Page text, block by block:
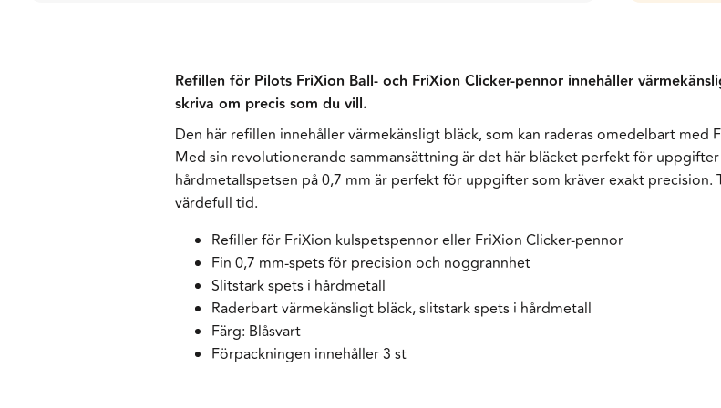
Refillen för Pilots FriXion Ball- och FriXion Clicker-pennor innehåller
skriva om precis som du vill.
Den här refillen innehåller värmekänsligt bläck, som kan raderas omedelbart med
Med sin revolutionerande sammansättning är det här bläcket perfekt för
hårdmetallspetsen på 0,7 mm är perfekt för uppgifter som kräver exakt precision.
värdefull tid.
Refiller för FriXion kulspetspennor eller FriXion Clicker-pennor
Fin 0,7 mm-spets för precision och noggrannhet
Slitstark spets i hårdmetall
Raderbart värmekänsligt bläck, slitstark spets i hårdmetall
Färg: Blåsvart
Förpackningen innehåller 3 st